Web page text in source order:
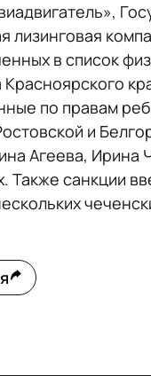
лизинговая
в список
по правам
и
Агеева, Ирина
Также санкции